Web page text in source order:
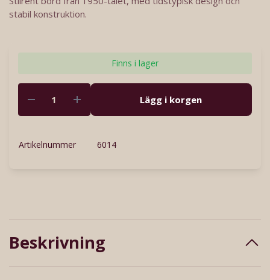
stabil konstruktion.
Finns i lager
Lägg i korgen
Artikelnummer 6014
Beskrivning